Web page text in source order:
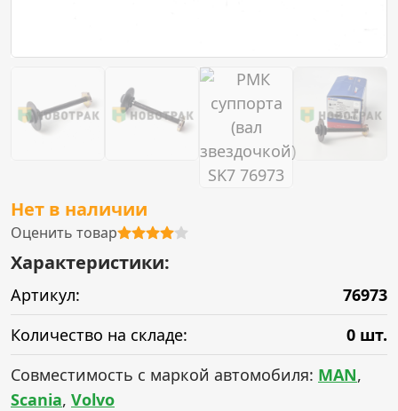
Нет в наличии
Оценить товар
Характеристики:
Артикул:
76973
Количество на складе:
0 шт.
Совместимость с маркой автомобиля: MAN,
Scania, Volvo